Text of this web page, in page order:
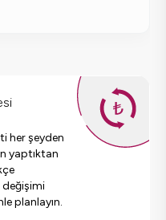
her şeyden
yaptıktan
değişimi
planlayın.